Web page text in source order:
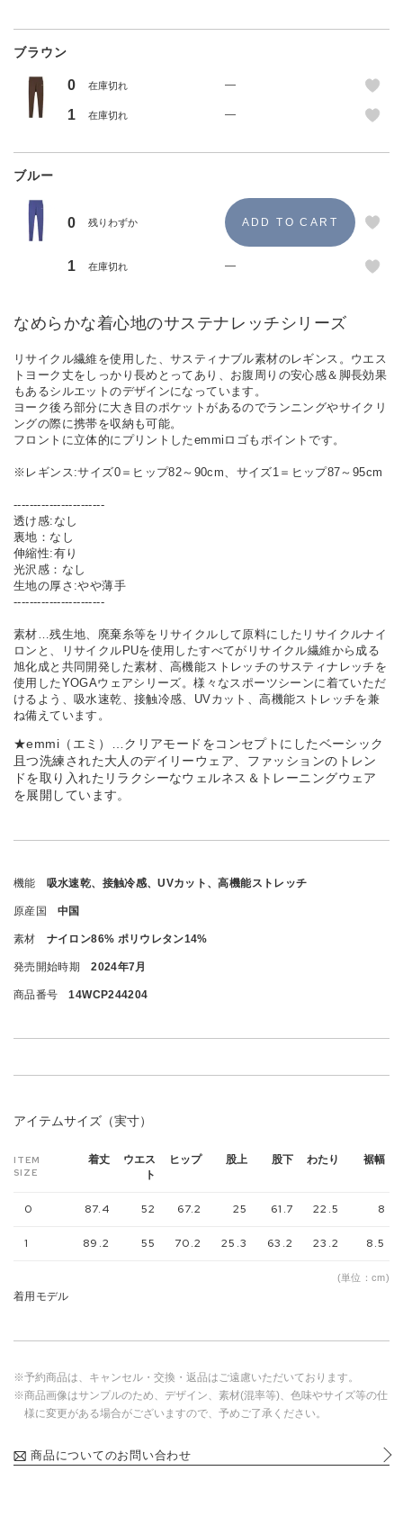
ブラウン
0 在庫切れ —
1 在庫切れ —
ブルー
0 残りわずか
1 在庫切れ —
なめらかな着心地のサステナレッチシリーズ
リサイクル繊維を使用した、サスティナブル素材のレギンス。ウエス
トヨーク丈をしっかり長めとってあり、お腹周りの安心感＆脚長効果
もあるシルエットのデザインになっています。
ヨーク後ろ部分に大き目のポケットがあるのでランニングやサイクリ
ングの際に携帯を収納も可能。
フロントに立体的にプリントしたemmiロゴもポイントです。
※レギンス:サイズ0＝ヒップ82～90cm、サイズ1＝ヒップ87～95cm
-----------------------
透け感:なし
裏地：なし
伸縮性:有り
光沢感：なし
生地の厚さ:やや薄手
-----------------------
素材…残生地、廃棄糸等をリサイクルして原料にしたリサイクルナイ
ロンと、リサイクルPUを使用したすべてがリサイクル繊維から成る
旭化成と共同開発した素材、高機能ストレッチのサスティナレッチを
使用したYOGAウェアシリーズ。様々なスポーツシーンに着ていただ
けるよう、吸水速乾、接触冷感、UVカット、高機能ストレッチを兼
ね備えています。
★emmi（エミ）…クリアモードをコンセプトにしたベーシック
且つ洗練された大人のデイリーウェア、ファッションのトレン
ドを取り入れたリラクシーなウェルネス＆トレーニングウェア
を展開しています。
機能 吸水速乾、接触冷感、UVカット、高機能ストレッチ
原産国 中国
素材 ナイロン86% ポリウレタン14%
発売開始時期 2024年7月
商品番号 14WCP244204
アイテムサイズ（実寸）
ITEM
SIZE
着丈
ウエス
ト
ヒップ 股上 股下 わたり 裾幅
0 87.4 52 67.2 25 61.7 22.5 8
1 89.2 55 70.2 25.3 63.2 23.2 8.5
(単位：cm)
着用モデル
※予約商品は、キャンセル・交換・返品はご遠慮いただいております。
※商品画像はサンプルのため、デザイン、素材(混率等)、色味やサイズ等の仕
様に変更がある場合がございますので、予めご了承ください。
商品についてのお問い合わせ